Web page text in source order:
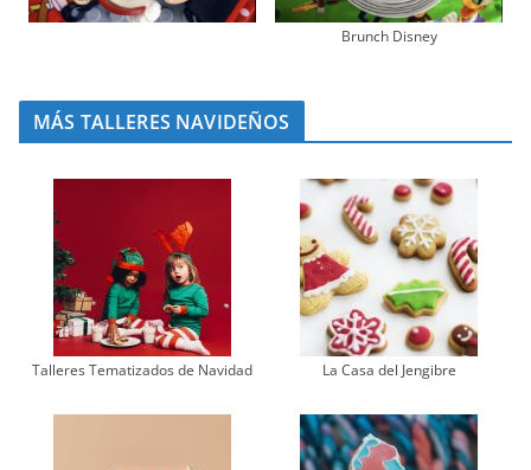
Brunch Disney
MÁS TALLERES NAVIDEÑOS
Talleres Tematizados de Navidad La Casa del Jengibre